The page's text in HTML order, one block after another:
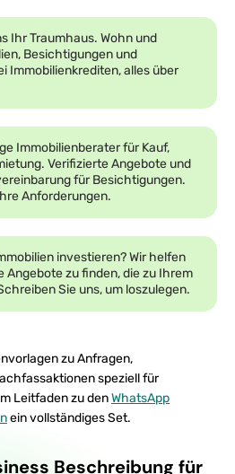
Ihr Traumhaus. Wohn und
Besichtigungen und
Immobilienkrediten, alles über
Immobilienberater für Kauf,
Verifizierte Angebote und
für Besichtigungen.
Anforderungen.
investieren? Wir helfen
Angebote zu finden, die zu Ihrem
Sie uns, um loszulegen.
zu Anfragen,
speziell für
Leitfaden zu denWhatsApp
ein vollständiges Set.
Beschreibung für